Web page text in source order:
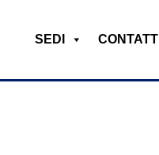
SEDI CONTATTI